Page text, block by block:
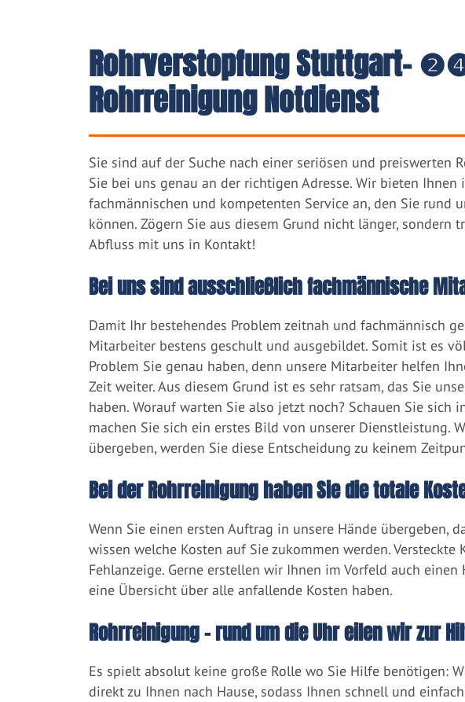
Rohrverstopfung Stuttgart–
Rohrreinigung Notdienst
Sie sind auf der Suche nach einer seriösen und preiswerten
Sie bei uns genau an der richtigen Adresse. Wir bieten
fachmännischen und kompetenten Service an, den Sie rund
können. Zögern Sie aus diesem Grund nicht länger, sondern
Abfluss mit uns in Kontakt!
Bei uns sind ausschließlich fachmännische
Damit Ihr bestehendes Problem zeitnah und fachmännisch
Mitarbeiter bestens geschult und ausgebildet. Somit ist es
Problem Sie genau haben, denn unsere Mitarbeiter helfen
Zeit weiter. Aus diesem Grund ist es sehr ratsam, das Sie
haben. Worauf warten Sie also jetzt noch? Schauen Sie sich
machen Sie sich ein erstes Bild von unserer Dienstleistung.
übergeben, werden Sie diese Entscheidung zu keinem
Bei der Rohrreinigung haben Sie die totale
Wenn Sie einen ersten Auftrag in unsere Hände übergeben,
wissen welche Kosten auf Sie zukommen werden.
Fehlanzeige. Gerne erstellen wir Ihnen im Vorfeld auch einen
eine Übersicht über alle anfallende Kosten haben.
Rohrreinigung – rund um die Uhr eilen wir zur
Es spielt absolut keine große Rolle wo Sie Hilfe benötigen:
direkt zu Ihnen nach Hause, sodass Ihnen schnell und